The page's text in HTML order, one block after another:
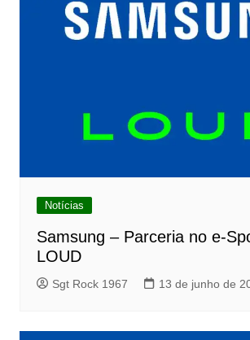
Notícias
Samsung – Parceria no e-
LOUD
Sgt Rock 1967 13 de junho de